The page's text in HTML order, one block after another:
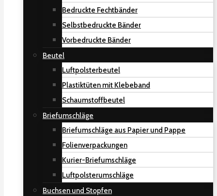
Bedruckte Fechtbänder
Selbstbedruckte Bänder
Vorbedruckte Bänder
Beutel
Luftpolsterbeutel
Plastiktüten mit Klebeband
Schaumstoffbeutel
Briefumschläge
Briefumschläge aus Papier und Pappe
Folienverpackungen
Kurier-Briefumschläge
Luftpolsterumschläge
Buchsen und Stopfen